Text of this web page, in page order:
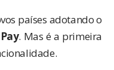
países adotando o
. Mas é a primeira